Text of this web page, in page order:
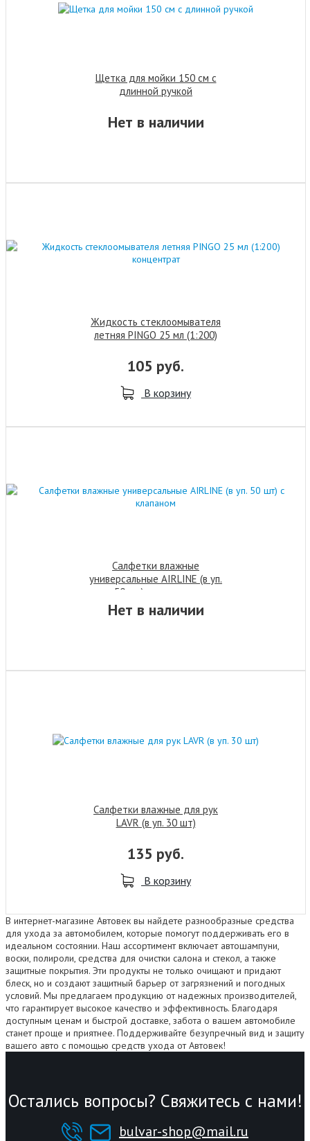
Щетка для мойки 150 см с
длинной ручкой
Нет в наличии
Жидкость стеклоомывателя
летняя PINGO 25 мл (1:200)
105 руб.
В корзину
Салфетки влажные
универсальные AIRLINE (в уп.
50 шт) с клапаном
Нет в наличии
Салфетки влажные для рук
LAVR (в уп. 30 шт)
135 руб.
В корзину
В интернет-магазине Автовек вы найдете разнообразные средства
для ухода за автомобилем, которые помогут поддерживать его в
идеальном состоянии. Наш ассортимент включает автошампуни,
воски, полироли, средства для очистки салона и стекол, а также
защитные покрытия. Эти продукты не только очищают и придают
блеск, но и создают защитный барьер от загрязнений и погодных
условий. Мы предлагаем продукцию от надежных производителей,
что гарантирует высокое качество и эффективность. Благодаря
доступным ценам и быстрой доставке, забота о вашем автомобиле
станет проще и приятнее. Поддерживайте безупречный вид и защиту
вашего авто с помощью средств ухода от Автовек!
Остались вопросы? Свяжитесь с нами!
bulvar-shop@mail.ru